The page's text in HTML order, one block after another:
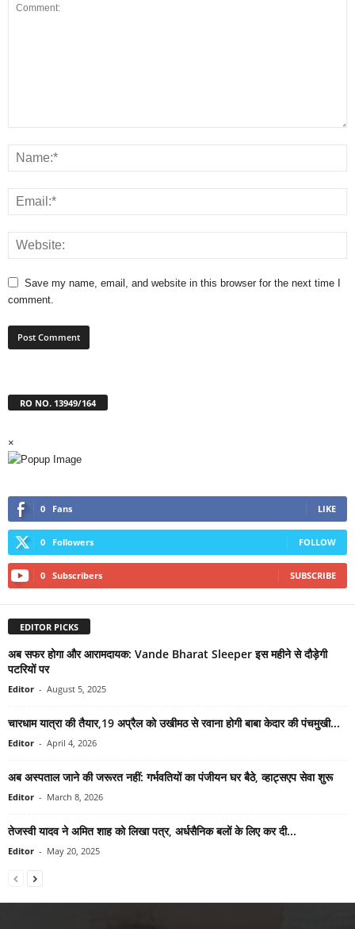
Save my name, email, and website in this browser for the next time I
comment.
RO NO. 13949/164
×
0 Fans LIKE
0 Followers FOLLOW
0 Subscribers SUBSCRIBE
EDITOR PICKS
अब सफर होगा और आरामदायक: Vande Bharat Sleeper इस महीने से दौड़ेगी
पटरियों पर
Editor - August 5, 2025
चारधाम यात्रा की तैयार,19 अप्रैल को उखीमठ से रवाना होगी बाबा केदार की पंचमुखी...
Editor - April 4, 2026
अब अस्पताल जाने की जरूरत नहीं: गर्भवतियों का पंजीयन घर बैठे, व्हाट्सएप सेवा शुरू
Editor - March 8, 2026
तेजस्वी यादव ने अमित शाह को लिखा पत्र, अर्धसैनिक बलों के लिए कर दी...
Editor - May 20, 2025